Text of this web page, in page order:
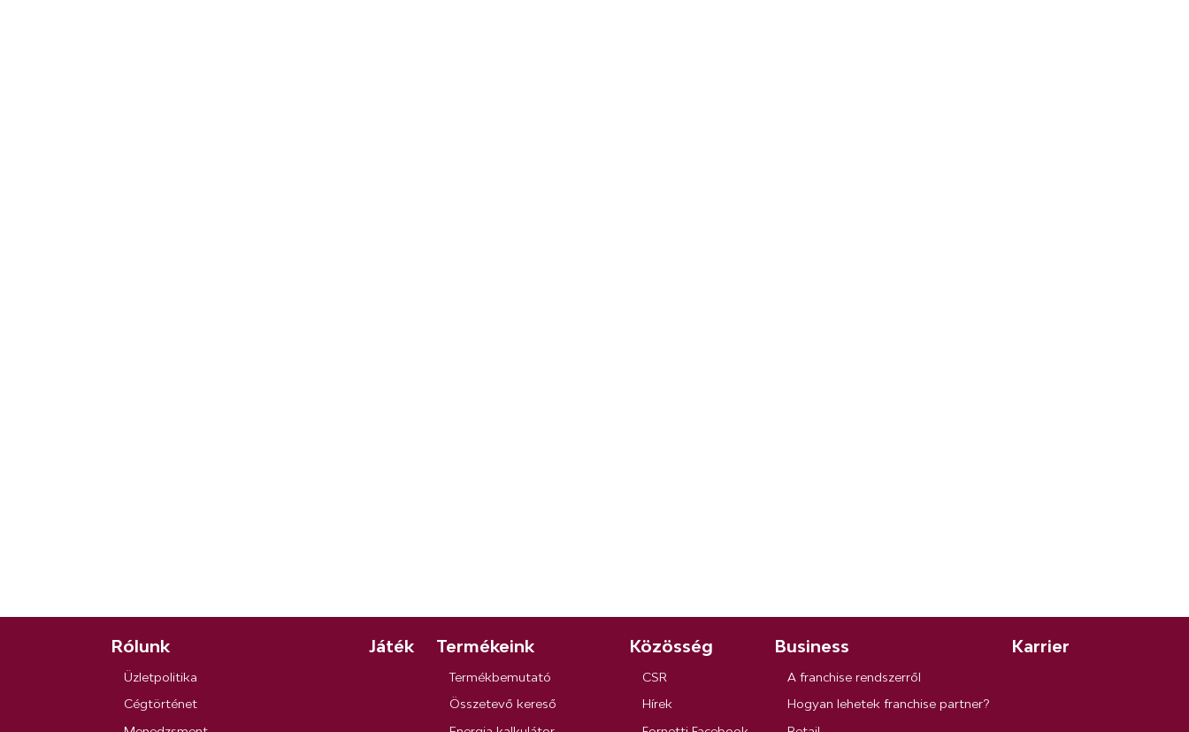
Rólunk
Üzletpolitika
Cégtörténet
Játék Termékeink
Termékbemutató
Összetevő kereső
Közösség
CSR
Hírek
Business
A franchise rendszerről
Hogyan lehetek franchise partner?
Karrier